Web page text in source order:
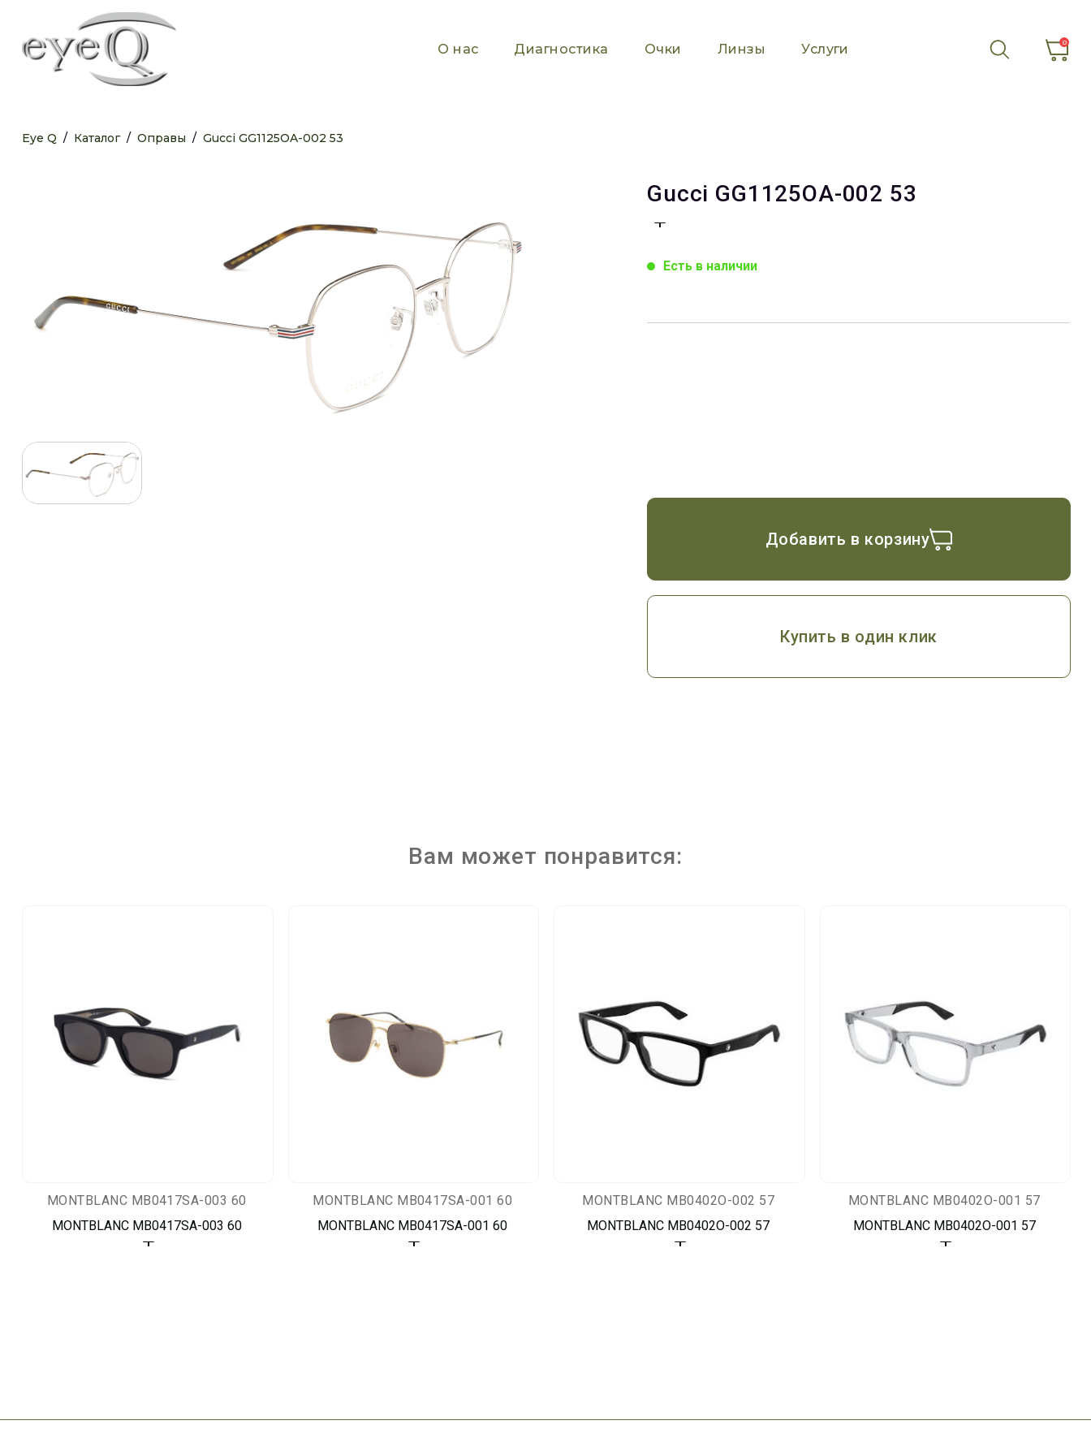
О нас Диагностика Очки Линзы Услуги 0
Eye Q / Каталог/ Оправы / Gucci GG1125OA-002 53
Gucci GG1125OA-002 53
Есть в наличии
Добавить в корзину
Купить в один клик
Вам может понравится:
MONTBLANC MB0417SA-003 60
MONTBLANC MB0417SA-003 60
MONTBLANC MB0417SA-001 60
MONTBLANC MB0417SA-001 60
MONTBLANC MB0402O-002 57
MONTBLANC MB0402O-002 57
MONTBLANC MB0402O-001 57
MONTBLANC MB0402O-001 57